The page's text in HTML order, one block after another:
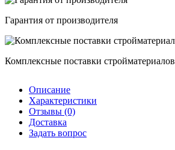
Гарантия от производителя
Комплексные поставки стройматериалов
Описание
Характеристики
Отзывы (0)
Доставка
Задать вопрос